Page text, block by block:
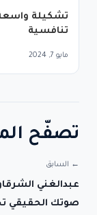
تشكيلة
تنافسية
مايو 7, 2024
تصفّح
← السابق
عبدالغني
صوتك الحقيقي